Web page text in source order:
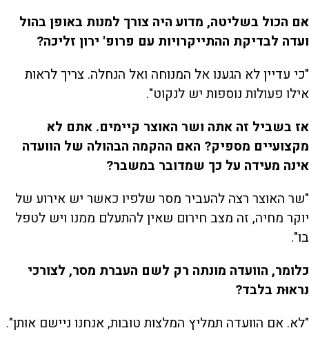
אם הכול בשליטה, מדוע היה צורך למנות באופן בהול
ועדה לבדיקת ההתייקרויות עם פרופ' ירון זליכה?
"כי עדיין לא הגענו אל המנוחה ואל הנחלה. צריך לראות
אילו פעולות נוספות יש לנקוט".
אז בשביל זה אתה ושר האוצר קיימים. אתם לא
מקצועיים מספיק? האם ההקמה הבהולה של הוועדה
אינה מעידה על כך שמדובר במשבר?
"שר האוצר רצה להעביר מסר שלפיו כאשר יש אירוע של
יוקר מחיה, זה מצב חירום שאין להתעלם ממנו ויש לטפל
בו".
כלומר, הוועדה מונתה רק לשם העברת מסר, לצורכי
נראוּת בלבד?
"לא. אם הוועדה תמליץ המלצות טובות, אנחנו ניישם אותן".